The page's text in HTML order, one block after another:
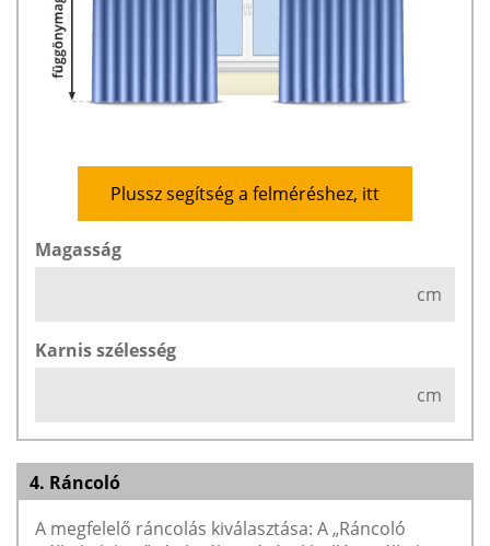
Plussz segítség a felméréshez, itt
Magasság
cm
Karnis szélesség
cm
4. Ráncoló
A megfelelő ráncolás kiválasztása: A „Ráncoló